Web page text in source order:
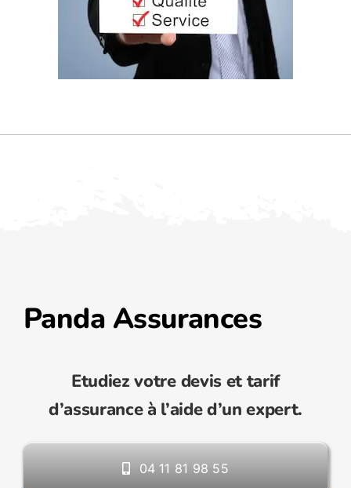
Panda Assurances
Etudiez votre devis et tarif
d’assurance à l’aide d’un expert.
04 11 81 98 55